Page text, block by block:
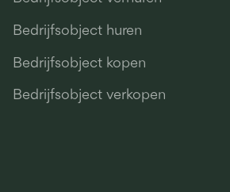
Bedrijfsobject huren
Bedrijfsobject kopen
Bedrijfsobject verkopen